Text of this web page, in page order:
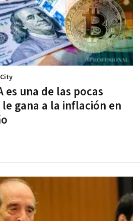
es una de las pocas
gana a la inflación en